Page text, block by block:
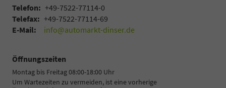
Telefon: +49-7522-77114-0
Telefax: +49-7522-77114-69
E-Mail:
info@automarkt-dinser.de
Öffnungszeiten
Montag bis Freitag 08:00-18:00 Uhr
Um Wartezeiten zu vermeiden, ist eine vorherige